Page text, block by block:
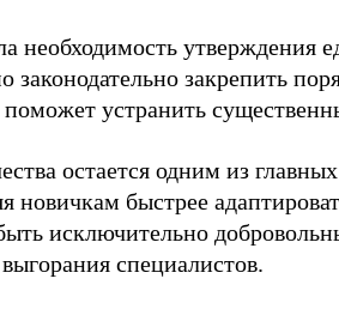
необходимость утверждения
закрепить
поможет устранить
остается одним из
новичкам быстрее
исключительно
специалистов.